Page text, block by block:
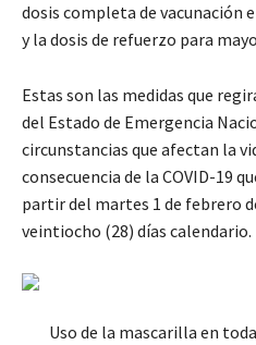
dosis completa de vacunación
y la dosis de refuerzo para
Estas son las medidas que
del Estado de Emergencia
circunstancias que afectan la
consecuencia de la COVID-19
partir del martes 1 de febrero
veintiocho (28) días calendario.
Uso de la mascarilla en